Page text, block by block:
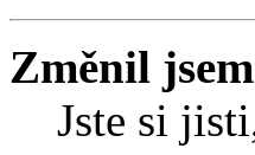
Změnil
Jste si